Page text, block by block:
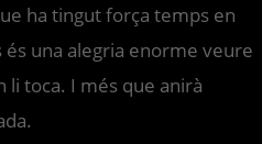
ha tingut força temps en
una alegria enorme veure
li toca. I més que anirà